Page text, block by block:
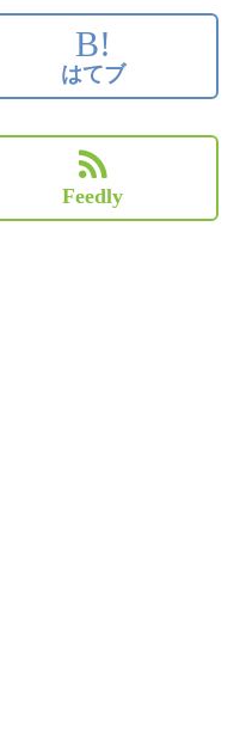
B!
はてブ
Feedly